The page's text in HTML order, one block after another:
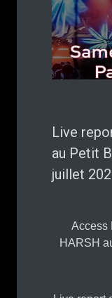
Live
au Petit
juillet
Access
HARSH